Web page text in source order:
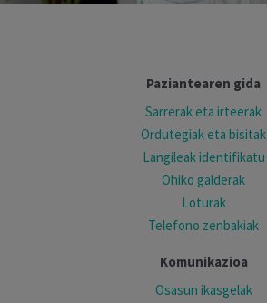
Paziantearen gida
Sarrerak eta irteerak
Ordutegiak eta bisitak
Langileak identifikatu
Ohiko galderak
Loturak
Telefono zenbakiak
Komunikazioa
Osasun ikasgelak